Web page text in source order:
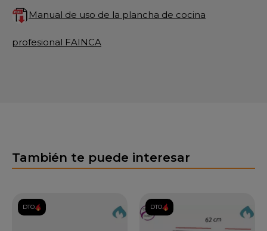
Manual de uso de la plancha de cocina
profesional FAINCA
También te puede interesar
DTO. DTO.